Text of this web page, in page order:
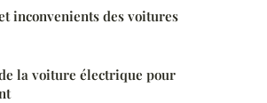
inconvenients des voitures
la voiture électrique pour